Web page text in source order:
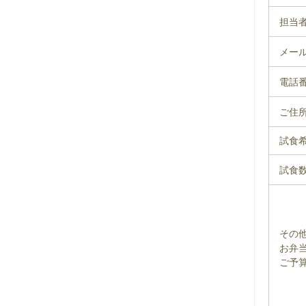
担当
メー
電話
ご住
試食
試食
その
お弁
ご予